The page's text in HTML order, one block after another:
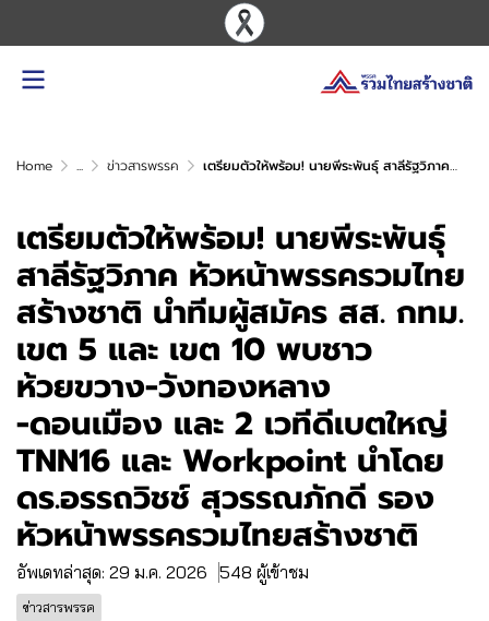
Home ... ข่าวสารพรรค เตรียมตัวให้พร้อม! นายพีระพันธุ์ สาลีรัฐวิภาค หัวหน้าพรรครวมไทยสร้างชาติ นำทีมผู้สมัคร สส. กทม. เขต 5 และ เขต 10 พบชาวห้วยขวาง-วังทองหลาง -ดอนเมือง และ 2 เวทีดีเบตใหญ่ TNN16 และ Workpoint นำโดย ดร.อรรถวิชช์ สุวรรณภักดี รองหัวหน้าพรรครวมไทยสร้างชาติ
เตรียมตัวให้พร้อม! นายพีระพันธุ์
สาลีรัฐวิภาค หัวหน้าพรรครวมไทย
สร้างชาติ นำทีมผู้สมัคร สส. กทม.
เขต 5 และ เขต 10 พบชาว
ห้วยขวาง-วังทองหลาง
-ดอนเมือง และ 2 เวทีดีเบตใหญ่
TNN16 และ Workpoint นำโดย
ดร.อรรถวิชช์ สุวรรณภักดี รอง
หัวหน้าพรรครวมไทยสร้างชาติ
อัพเดทล่าสุด: 29 ม.ค. 2026 548 ผู้เข้าชม
ข่าวสารพรรค